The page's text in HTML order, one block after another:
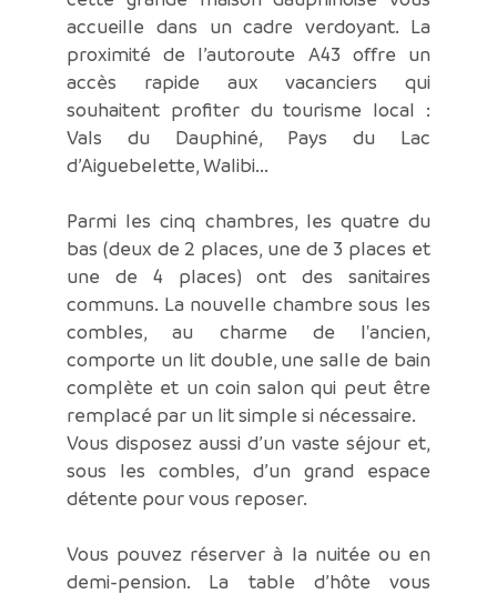
accueille dans un cadre verdoyant. La
proximité de l’autoroute A43 offre un
accès rapide aux vacanciers qui
souhaitent profiter du tourisme local :
Vals du Dauphiné, Pays du Lac
d’Aiguebelette, Walibi...
Parmi les cinq chambres, les quatre du
bas (deux de 2 places, une de 3 places et
une de 4 places) ont des sanitaires
communs. La nouvelle chambre sous les
combles, au charme de l'ancien,
comporte un lit double, une salle de bain
complète et un coin salon qui peut être
remplacé par un lit simple si nécessaire.
Vous disposez aussi d’un vaste séjour et,
sous les combles, d’un grand espace
détente pour vous reposer.
Vous pouvez réserver à la nuitée ou en
demi-pension. La table d’hôte vous